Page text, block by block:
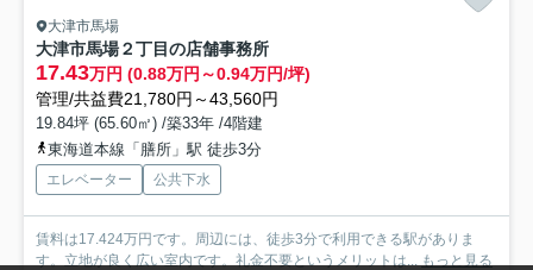
大津市馬場
大津市馬場２丁目の店舗事務所
17.43万円 (0.88万円～0.94万円/坪)
管理/共益費21,780円～43,560円
19.84坪 (65.60㎡) /築33年 /4階建
東海道本線「膳所」駅 徒歩3分
エレベーター 公共下水
賃料は17.424万円です。周辺には、徒歩3分で利用できる駅がありま
す。立地が良く広い室内です。礼金不要というメリットは...
もっと見る